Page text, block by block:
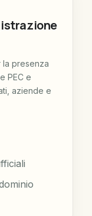
la presenza
PEC e
aziende e